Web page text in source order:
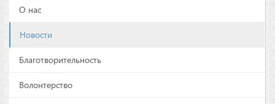
О нас
Новости
Благотворительность
Волонтерство